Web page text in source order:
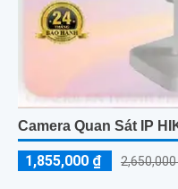
Camera Quan Sát IP
1,855,000 ₫ 2,650,000